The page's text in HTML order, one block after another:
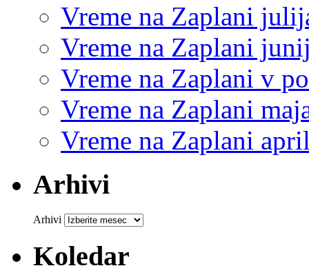
Vreme na Zaplani
Vreme na Zaplani
Vreme na Zaplani v
Vreme na Zaplani
Vreme na Zaplani
Arhivi
Arhivi
Koledar